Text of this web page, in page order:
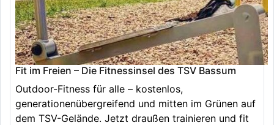
Fit im Freien – Die Fitnessinsel des TSV Bassum
Outdoor-Fitness für alle – kostenlos,
generationenübergreifend und mitten im Grünen auf
dem TSV-Gelände. Jetzt draußen trainieren und fit